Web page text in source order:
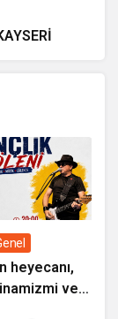
BELEDİYESİ İHALE İLANI KAYSERİ
heyecanı,
ve